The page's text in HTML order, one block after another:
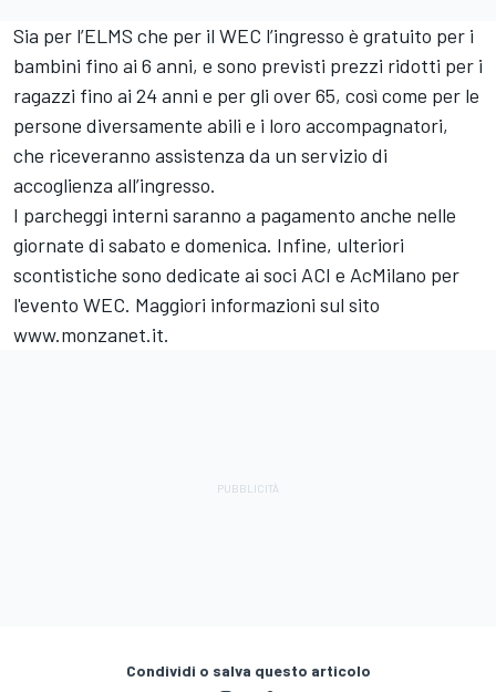
Sia per l’ELMS che per il WEC l’ingresso è gratuito per i
bambini fino ai 6 anni, e sono previsti prezzi ridotti per i
ragazzi fino ai 24 anni e per gli over 65, così come per le
persone diversamente abili e i loro accompagnatori,
che riceveranno assistenza da un servizio di
accoglienza all’ingresso.
I parcheggi interni saranno a pagamento anche nelle
giornate di sabato e domenica. Infine, ulteriori
scontistiche sono dedicate ai soci ACI e AcMilano per
l'evento WEC. Maggiori informazioni sul sito
www.monzanet.it.
Condividi o salva questo articolo